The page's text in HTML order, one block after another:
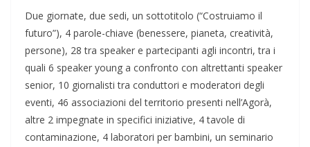
Due giornate, due sedi, un sottotitolo (“Costruiamo il
futuro”), 4 parole-chiave (benessere, pianeta, creatività,
persone), 28 tra speaker e partecipanti agli incontri, tra i
quali 6 speaker young a confronto con altrettanti speaker
senior, 10 giornalisti tra conduttori e moderatori degli
eventi, 46 associazioni del territorio presenti nell’Agorà,
altre 2 impegnate in specifici iniziative, 4 tavole di
contaminazione, 4 laboratori per bambini, un seminario